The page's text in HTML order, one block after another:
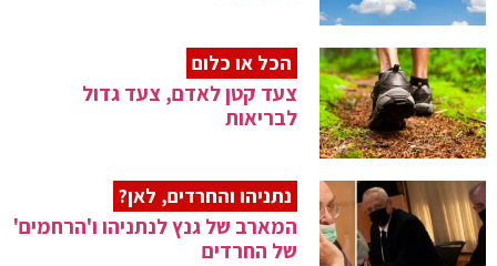
הכל או כלום
צעד קטן לאדם, צעד גדול
לבריאות
נתניהו והחרדים, לאן?
המארב של גנץ לנתניהו ו'הרחמים'
של החרדים